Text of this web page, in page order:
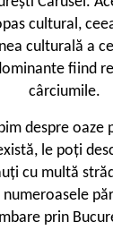
cultural,
culturală a
fiind
cârciumile.
despre oaze
le poți
cu multă
prin